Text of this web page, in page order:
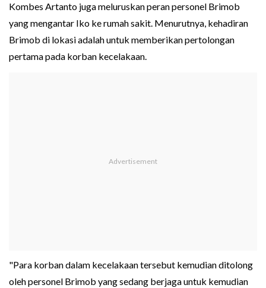
Kombes Artanto juga meluruskan peran personel Brimob
yang mengantar Iko ke rumah sakit. Menurutnya, kehadiran
Brimob di lokasi adalah untuk memberikan pertolongan
pertama pada korban kecelakaan.
"Para korban dalam kecelakaan tersebut kemudian ditolong
oleh personel Brimob yang sedang berjaga untuk kemudian